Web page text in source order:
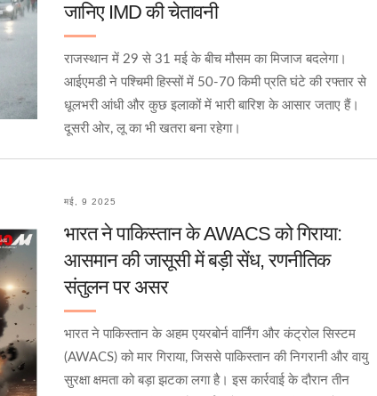
जानिए IMD की चेतावनी
राजस्थान में 29 से 31 मई के बीच मौसम का मिजाज बदलेगा।
आईएमडी ने पश्चिमी हिस्सों में 50-70 किमी प्रति घंटे की रफ्तार से
धूलभरी आंधी और कुछ इलाकों में भारी बारिश के आसार जताए हैं।
दूसरी ओर, लू का भी खतरा बना रहेगा।
मई, 9 2025
भारत ने पाकिस्तान के AWACS को गिराया:
आसमान की जासूसी में बड़ी सेंध, रणनीतिक
संतुलन पर असर
भारत ने पाकिस्तान के अहम एयरबोर्न वार्निंग और कंट्रोल सिस्टम
(AWACS) को मार गिराया, जिससे पाकिस्तान की निगरानी और वायु
सुरक्षा क्षमता को बड़ा झटका लगा है। इस कार्रवाई के दौरान तीन